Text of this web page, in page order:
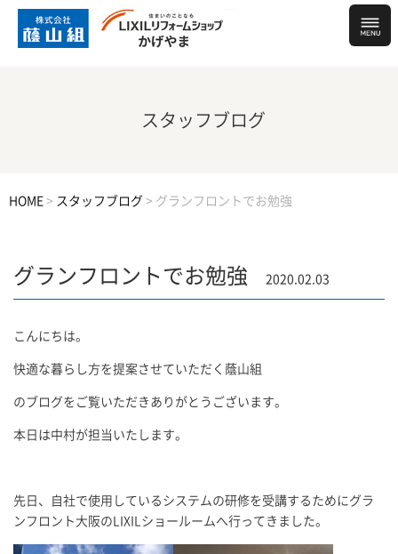
スタッフブログ
HOME > スタッフブログ > グランフロントでお勉強
グランフロントでお勉強 2020.02.03
こんにちは。
快適な暮らし方を提案させていただく蔭山組
のブログをご覧いただきありがとうございます。
本日は中村が担当いたします。
先日、自社で使用しているシステムの研修を受講するためにグラ
ンフロント大阪のLIXILショールームへ行ってきました。